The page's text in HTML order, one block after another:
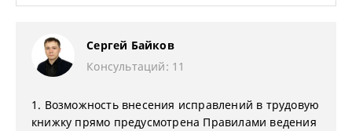
Сергей Байков
Консультаций: 11
1. Возможность внесения исправлений в трудовую
книжку прямо предусмотрена Правилами ведения